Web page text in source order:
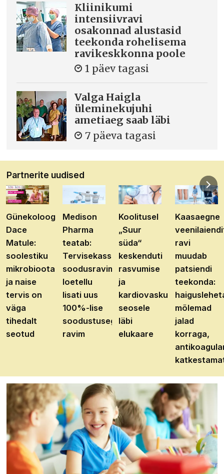
Kliinikumi
intensiivravi
osakonnad alustasid
teekonda rohelisema
ravikeskkonna poole
1 päev tagasi
Valga Haigla
üleminekujuhi
ametiaeg saab läbi
7 päeva tagasi
Partnerite uudised
Günekoloog
Dace
Matule:
soolestiku
mikrobioota
ja naise
tervis on
väga
tihedalt
seotud
Medison
Pharma
teatab:
Tervisekassa
soodusravimite
loetellu
lisati uus
100%-lise
soodustusega
ravim
Koolitusel
„Suur
süda“
keskenduti
rasvumise
ja
kardiovaskulaarhaiguste
seosele
läbi
elukaare
Kaasaegne
ravi
muudab
patsiendi
teekonda:
mõlemad
jalad
korraga,